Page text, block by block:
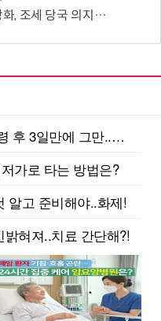
당국 의지에 달렸다